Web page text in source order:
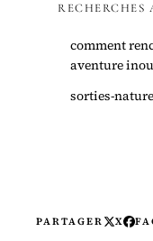
RECHERCHES
comment
aventure
sorties-nature
PARTAGER X